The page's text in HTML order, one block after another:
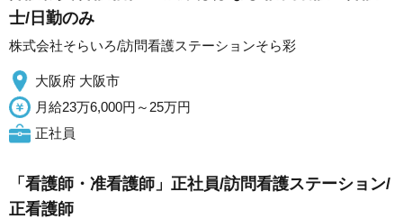
士/日勤のみ
株式会社そらいろ/訪問看護ステーションそら彩
大阪府 大阪市
月給23万6,000円～25万円
正社員
「看護師・准看護師」正社員/訪問看護ステーション/
正看護師